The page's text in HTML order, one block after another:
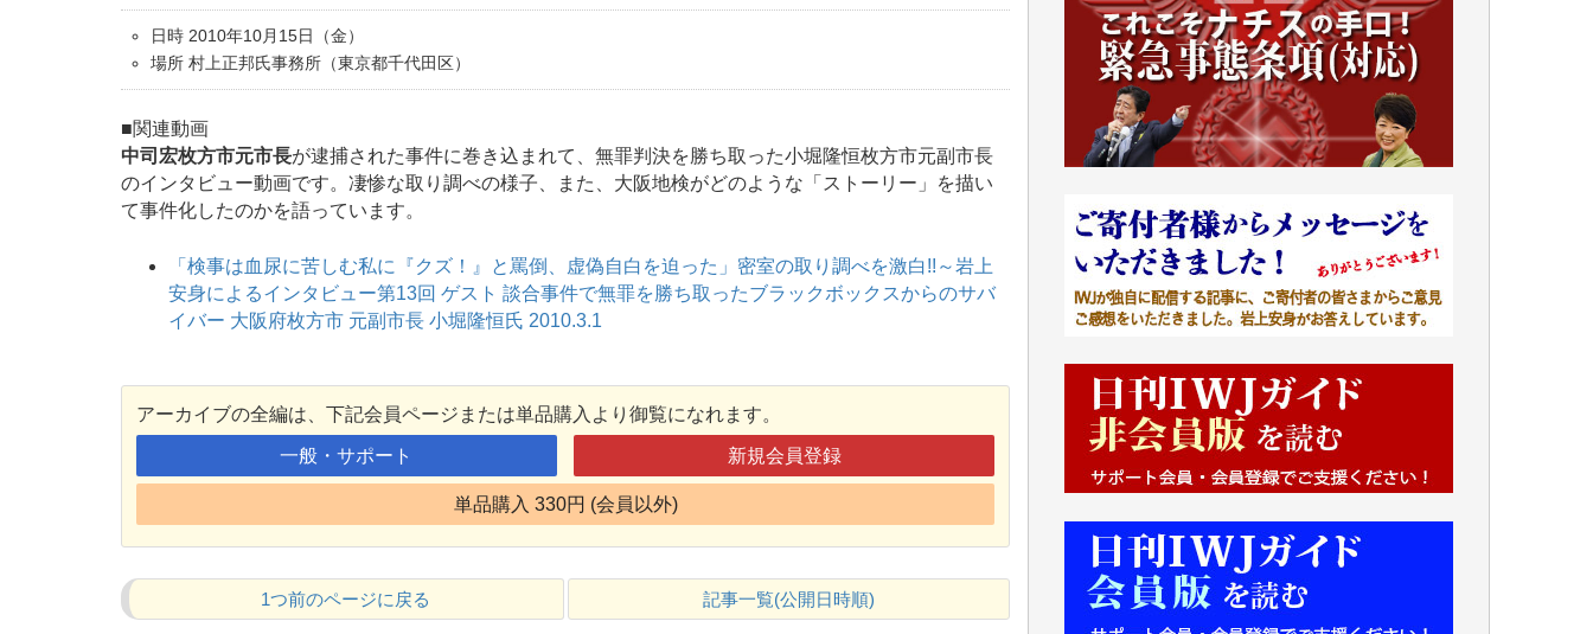
日時 2010年10月15日（金）
場所 村上正邦氏事務所（東京都千代田区）
■関連動画
中司宏枚方市元市長が逮捕された事件に巻き込まれて、無罪判決を勝ち取った小堀隆恒枚方市元副市長
のインタビュー動画です。凄惨な取り調べの様子、また、大阪地検がどのような「ストーリー」を描い
て事件化したのかを語っています。
「検事は血尿に苦しむ私に『クズ！』と罵倒、虚偽自白を迫った」密室の取り調べを激白!!～岩上
安身によるインタビュー第13回 ゲスト 談合事件で無罪を勝ち取ったブラックボックスからのサバ
イバー 大阪府枚方市 元副市長 小堀隆恒氏 2010.3.1
アーカイブの全編は、下記会員ページまたは単品購入より御覧になれます。
一般・サポート 新規会員登録
単品購入 330円 (会員以外)
1つ前のページに戻る 記事一覧(公開日時順)